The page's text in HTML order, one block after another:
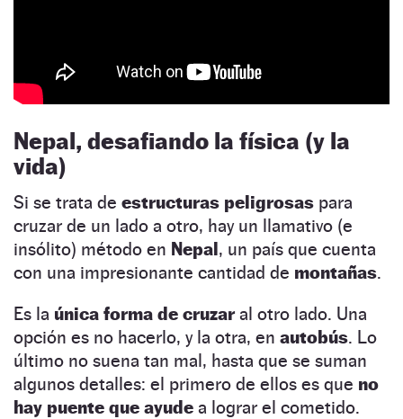
Nepal, desafiando la física (y la
vida)
Si se trata de estructuras peligrosas para
cruzar de un lado a otro, hay un llamativo (e
insólito) método en Nepal, un país que cuenta
con una impresionante cantidad de montañas.
Es la única forma de cruzaral otro lado. Una
opción es no hacerlo, y la otra, en autobús. Lo
último no suena tan mal, hasta que se suman
algunos detalles: el primero de ellos es que no
hay puente que ayude a lograr el cometido.